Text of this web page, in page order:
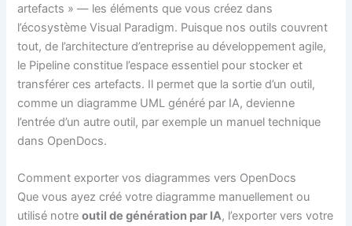
artefacts » — les éléments que vous créez dans
l’écosystème Visual Paradigm. Puisque nos outils couvrent
tout, de l’architecture d’entreprise au développement agile,
le Pipeline constitue l’espace essentiel pour stocker et
transférer ces artefacts. Il permet que la sortie d’un outil,
comme un diagramme UML généré par IA, devienne
l’entrée d’un autre outil, par exemple un manuel technique
dans OpenDocs.
Comment exporter vos diagrammes vers OpenDocs
Que vous ayez créé votre diagramme manuellement ou
utilisé notreoutil de génération par IA, l’exporter vers votre